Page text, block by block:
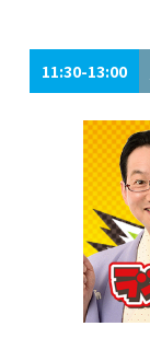
11:30-13:00